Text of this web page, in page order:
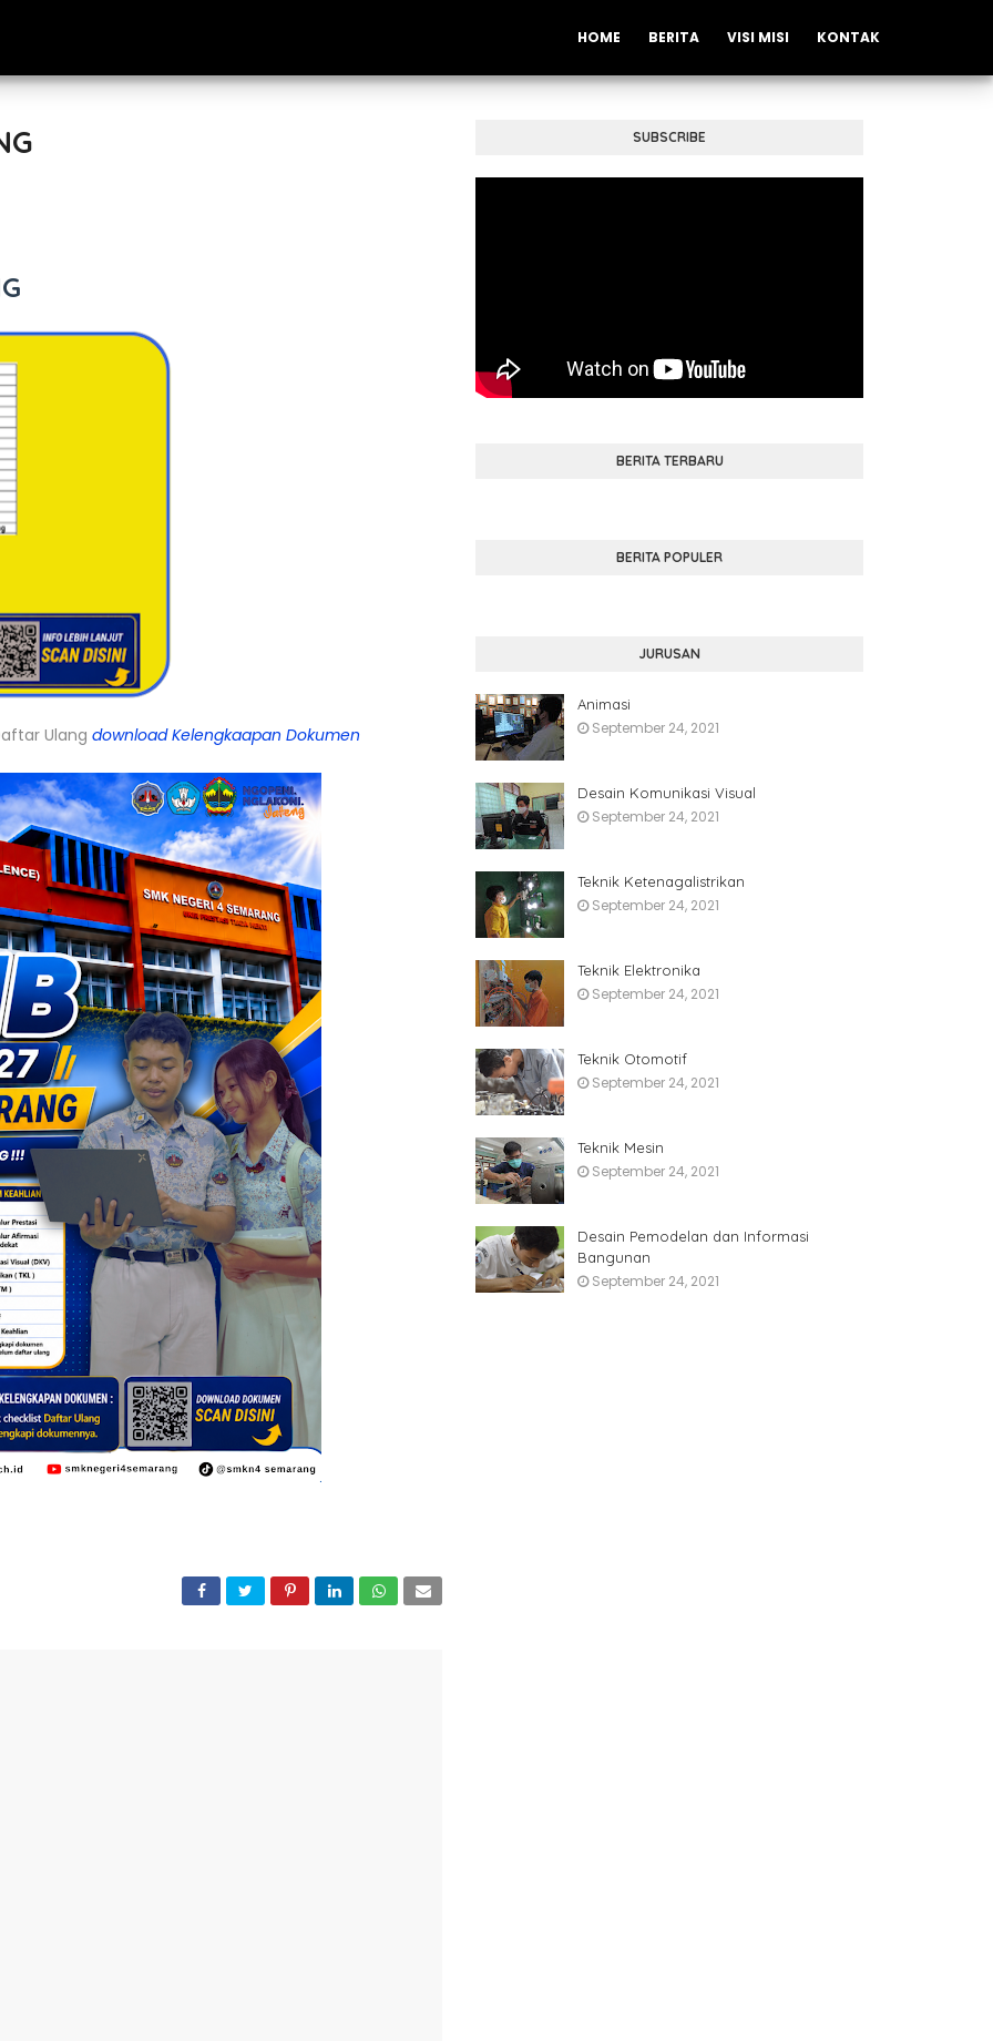
HOME BERITA VISI MISI KONTAK
Ulang download Kelengkaapan Dokumen
SUBSCRIBE
BERITA TERBARU
BERITA POPULER
JURUSAN
Animasi
September 24, 2021
Desain Komunikasi Visual
September 24, 2021
Teknik Ketenagalistrikan
September 24, 2021
Teknik Elektronika
September 24, 2021
Teknik Otomotif
September 24, 2021
Teknik Mesin
September 24, 2021
Desain Pemodelan dan Informasi
Bangunan
September 24, 2021